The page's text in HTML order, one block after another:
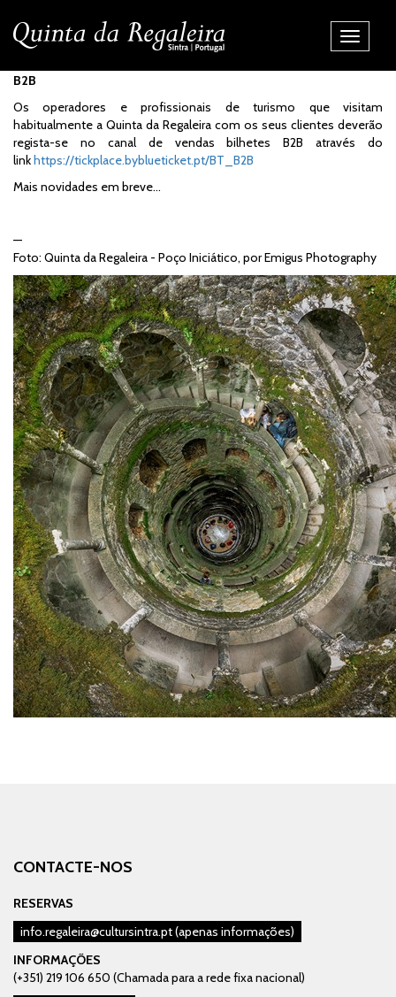
Alternar
B2B
Os operadores e profissionais de turismo que visitam
habitualmente a Quinta da Regaleira com os seus clientes deverão
regista-se no canal de vendas bilhetes B2B através do
linkhttps://tickplace.byblueticket.pt/BT_B2B
Mais novidades em breve...
—
Foto: Quinta da Regaleira - Poço Iniciático, por Emigus Photography
CONTACTE-NOS
RESERVAS
info.regaleira@cultursintra.pt(apenas informações)
INFORMAÇÕES
(+351) 219 106 650 (Chamada para a rede fixa nacional)